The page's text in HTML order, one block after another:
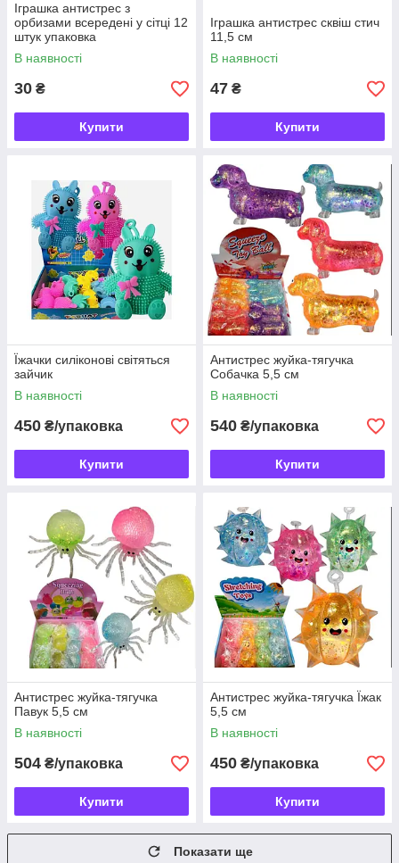
Іграшка антистрес з
орбизами всередені у сітці 12
штук упаковка
В наявності
30 ₴
Купити
Іграшка антистрес сквіш стич
11,5 см
В наявності
47 ₴
Купити
Їжачки силіконові світяться
зайчик
В наявності
450 ₴/упаковка
Купити
Антистрес жуйка-тягучка
Собачка 5,5 см
В наявності
540 ₴/упаковка
Купити
Антистрес жуйка-тягучка
Павук 5,5 см
В наявності
504 ₴/упаковка
Купити
Антистрес жуйка-тягучка Їжак
5,5 см
В наявності
450 ₴/упаковка
Купити
Показати ще